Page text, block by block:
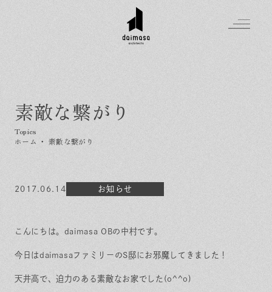
素敵な繋がり
ホーム ・ 素敵な繋がり
2017.06.14 お知らせ
こんにちは。daimasa OBの中村です。
今日はdaimasaファミリーのS邸にお邪魔してきました！
天井高で、迫力のある素敵なお家でした(o^^o)
Greeting
はじめましての方へ
Made in DAIMASA
オーダーメイドの住まい
住まいの特性
家づくりの流れ
保証とサポート
施工実績
イベントを探す
気軽に相談会
よくある質問
Topics
イベント
会社概要
スタッフ紹介
採用情報
Contact
お問い合わせ